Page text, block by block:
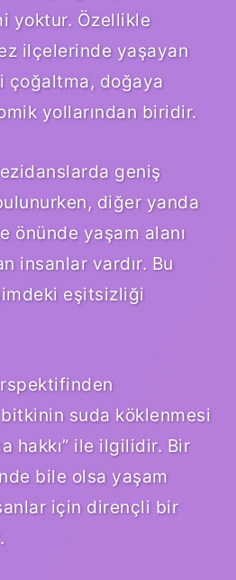
yoktur. Özellikle
ilçelerinde yaşayan
çoğaltma, doğaya
yollarından biridir.
geniş
diğer yanda
önünde yaşam alanı
insanlar vardır. Bu
eşitsizliği
bitkinin suda köklenmesi
hakkı” ile ilgilidir. Bir
bile olsa yaşam
için dirençli bir